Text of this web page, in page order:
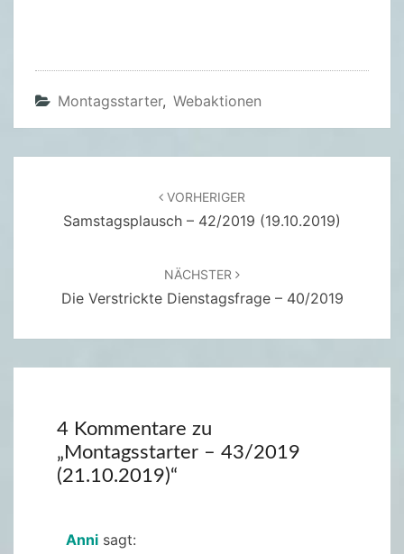
1
Montagsstarter, Webaktionen
VORHERIGER
Samstagsplausch – 42/2019 (19.10.2019)
NÄCHSTER
Die Verstrickte Dienstagsfrage – 40/2019
4 Kommentare zu
„Montagsstarter – 43/2019
(21.10.2019)“
Anni sagt: